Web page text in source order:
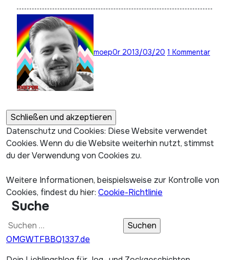
moep0r 2013/03/20 1 Kommentar
Datenschutz und Cookies: Diese Website verwendet
Cookies. Wenn du die Website weiterhin nutzt, stimmst
du der Verwendung von Cookies zu.
Weitere Informationen, beispielsweise zur Kontrolle von
Cookies, findest du hier: Cookie-Richtlinie
Suche
Suchen
nach:
OMGWTFBBQ1337.de